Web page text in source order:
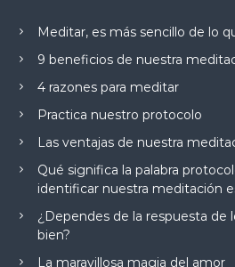
Meditar, es más sencillo de lo
9 beneficios de nuestra
4 razones para meditar
Practica nuestro protocolo
Las ventajas de nuestra
Qué significa la palabra
identificar nuestra meditación
¿Dependes de la respuesta de
bien?
La maravillosa magia del amor